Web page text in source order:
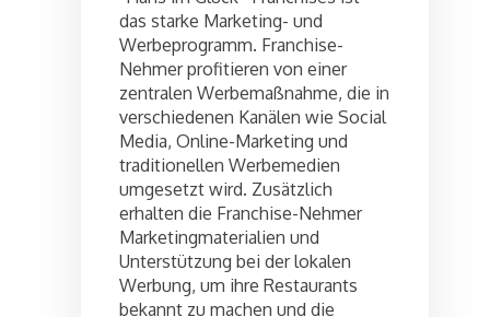
das starke Marketing- und
Werbeprogramm. Franchise-
Nehmer profitieren von einer
zentralen Werbemaßnahme, die in
verschiedenen Kanälen wie Social
Media, Online-Marketing und
traditionellen Werbemedien
umgesetzt wird. Zusätzlich
erhalten die Franchise-Nehmer
Marketingmaterialien und
Unterstützung bei der lokalen
Werbung, um ihre Restaurants
bekannt zu machen und die